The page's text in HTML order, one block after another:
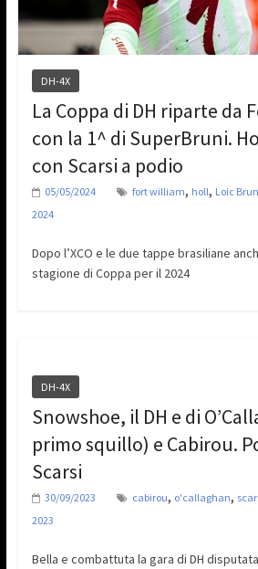
DH-4X
La Coppa di DH riparte da
con la 1^ di SuperBruni.
con Scarsi a podio
05/05/2024 fort william, holl, Loic
2024
Dopo l’XCO e le due tappe brasiliane
stagione di Coppa per il 2024
DH-4X
Snowshoe, il DH e di
primo squillo) e Cabirou.
Scarsi
30/09/2023 cabirou, o'callaghan,
2023
Bella e combattuta la gara di DH